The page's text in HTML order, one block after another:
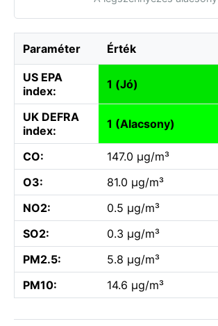
Paraméter Érték
US EPA
index:
1 (Jó)
UK DEFRA
index:
1 (Alacsony)
CO:
147.0 µg/m³
O3:
81.0 µg/m³
NO2:
0.5 µg/m³
SO2:
0.3 µg/m³
PM2.5:
5.8 µg/m³
PM10:
14.6 µg/m³